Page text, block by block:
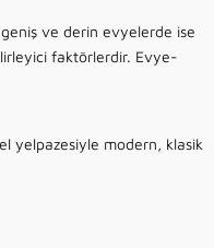
ve derin evyelerde ise
faktörlerdir. Evye-
yelpazesiyle modern, klasik